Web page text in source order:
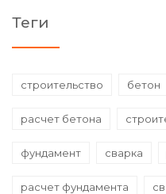
Теги
строительство бетон
расчет бетона
фундамент сварка
расчет фундамента